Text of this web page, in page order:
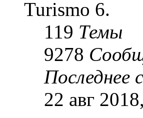
Turismo 6.
119 Темы
9278
Последнее
22 авг